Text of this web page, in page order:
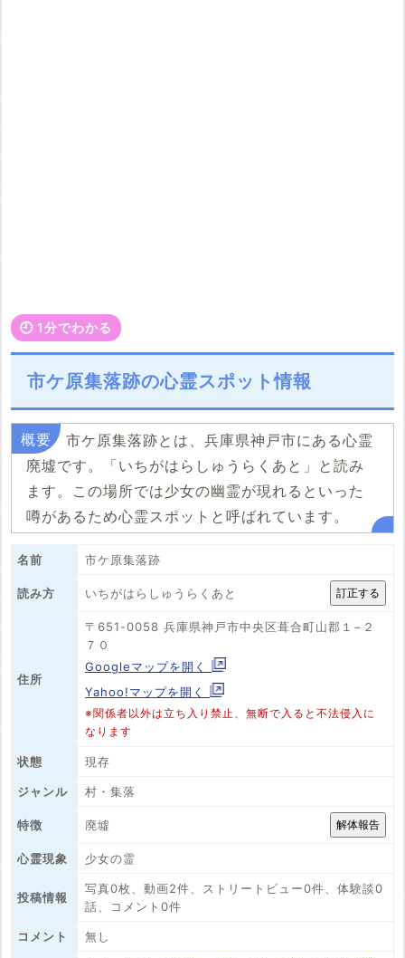
🕘️ 1分でわかる
市ケ原集落跡の心霊スポット情報
市ケ原集落跡とは、兵庫県神戸市にある心霊
廃墟です。「いちがはらしゅうらくあと」と読み
ます。この場所では少女の幽霊が現れるといった
噂があるため心霊スポットと呼ばれています。
名前 市ケ原集落跡
読み方 いちがはらしゅうらくあと
住所
〒651-0058 兵庫県神戸市中央区葺合町山郡１−２
７０
Googleマップを開く
Yahoo!マップを開く
※関係者以外は立ち入り禁止、無断で入ると不法侵入に
なります
状態 現存
ジャンル 村・集落
特徴 廃墟
心霊現象 少女の霊
投稿情報
写真0枚、動画2件、ストリートビュー0件、体験談0
話、コメント0件
コメント 無し